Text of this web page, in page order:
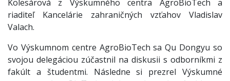
Kolesárová z Výskumného centra AgroBioTech a
riaditeľ Kancelárie zahraničných vzťahov Vladislav
Valach.
Vo Výskumnom centre AgroBioTech sa Qu Dongyu so
svojou delegáciou zúčastnil na diskusii s odborníkmi z
fakúlt a študentmi. Následne si prezrel Výskumné